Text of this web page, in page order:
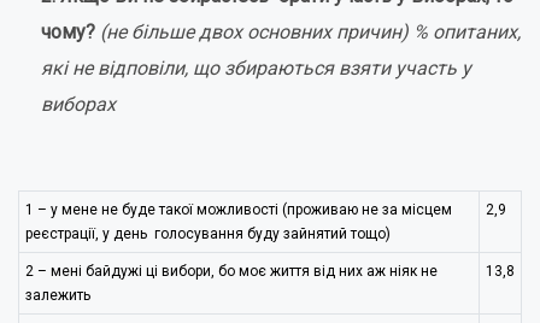
чому? (не більше двохосновнихпричин) % опитаних,
які не відповіли, що збираються взяти участь у
виборах
1 – у мене не буде такої можливості (проживаю не за місцем
реєстрації, у день голосування буду зайнятий тощо)
2,9
2 – мені байдужі ці вибори, бо моє життя від них аж ніяк не
залежить
13,8